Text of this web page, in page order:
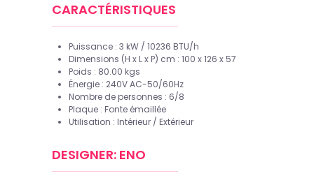
CARACTÉRISTIQUES
Puissance : 3 kW / 10236 BTU/h
Dimensions (H x L x P) cm : 100 x 126 x 57
Poids : 80.00 kgs
Énergie : 240V AC-50/60Hz
Nombre de personnes : 6/8
Plaque : Fonte émaillée
Utilisation : Intérieur / Extérieur
DESIGNER: ENO